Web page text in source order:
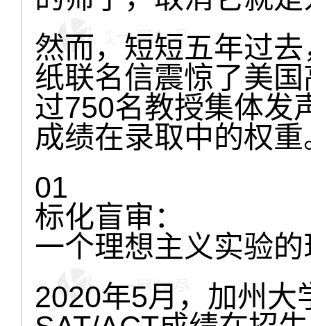
然而，短短五年过
纸联名信震惊了美
过750名教授集体发
成绩在录取中的权重
01
标化盲审：
一个理想主义实验
2020年5月，加州大